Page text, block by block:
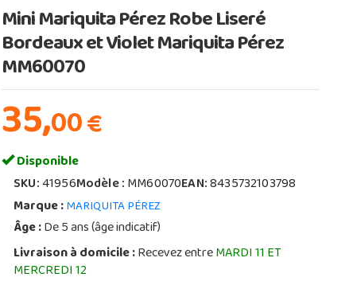
Mini Mariquita Pérez Robe Liseré
Bordeaux et Violet Mariquita Pérez
MM60070
35,00€
Disponible
SKU:41956Modèle :MM60070EAN:8435732103798
Marque :MARIQUITA PÉREZ
Âge :De 5 ans (âge indicatif)
Livraison à domicile :Recevez entreMARDI 11 ET
MERCREDI 12